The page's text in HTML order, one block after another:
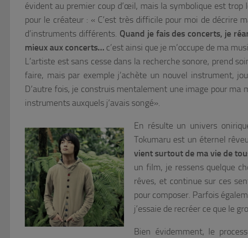
évident au premier coup d’œil, mais la symbolique est trop
pour le créateur : « C’est très difficile pour moi de décrire
d’instruments différents. Quand je fais des concerts, je
mieux aux concerts… c’est ainsi que je m’occupe de ma
L’artiste est sans cesse dans la recherche sonore, prend
faire, mais par exemple j’achète un nouvel instrument,
D’autre fois, je construis mentalement une image pour ma
instruments auxquels j’avais songé».
En résulte un univers
Tokumaru est un éternel
vient surtout de ma vie de
un film, je ressens quelque
rêves, et continue sur ces
pour composer. Parfois
j’essaie de recréer ce que le
Bien évidemment, le